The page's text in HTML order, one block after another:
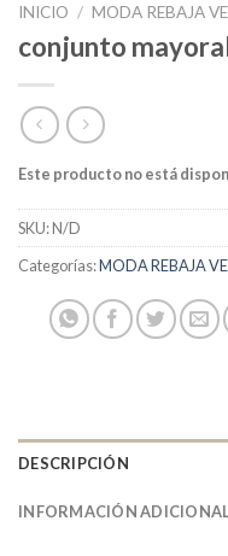
INICIO / MODA REBAJA
conjunto
Este producto no está
SKU:N/D
Categorías:MODA REBAJA
DESCRIPCIÓN
INFORMACIÓN ADICIONAL